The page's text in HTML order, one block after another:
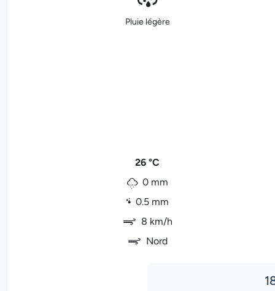
Pluie légère
26 °C
0 mm
0.5 mm
8 km/h
Nord